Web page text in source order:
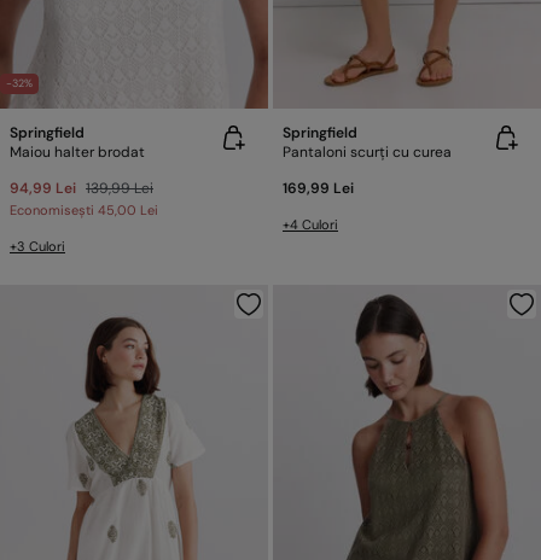
-32%
Springfield
Maiou halter brodat
94,99 Lei 139,99 Lei
Economisești 45,00 Lei
+3 Culori
Springfield
Pantaloni scurți cu curea
169,99 Lei
+4 Culori